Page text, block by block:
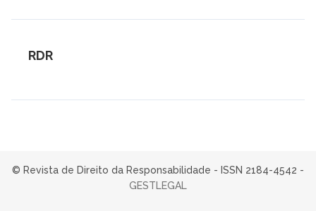
RDR
© Revista de Direito da Responsabilidade - ISSN 2184-4542 -
GESTLEGAL